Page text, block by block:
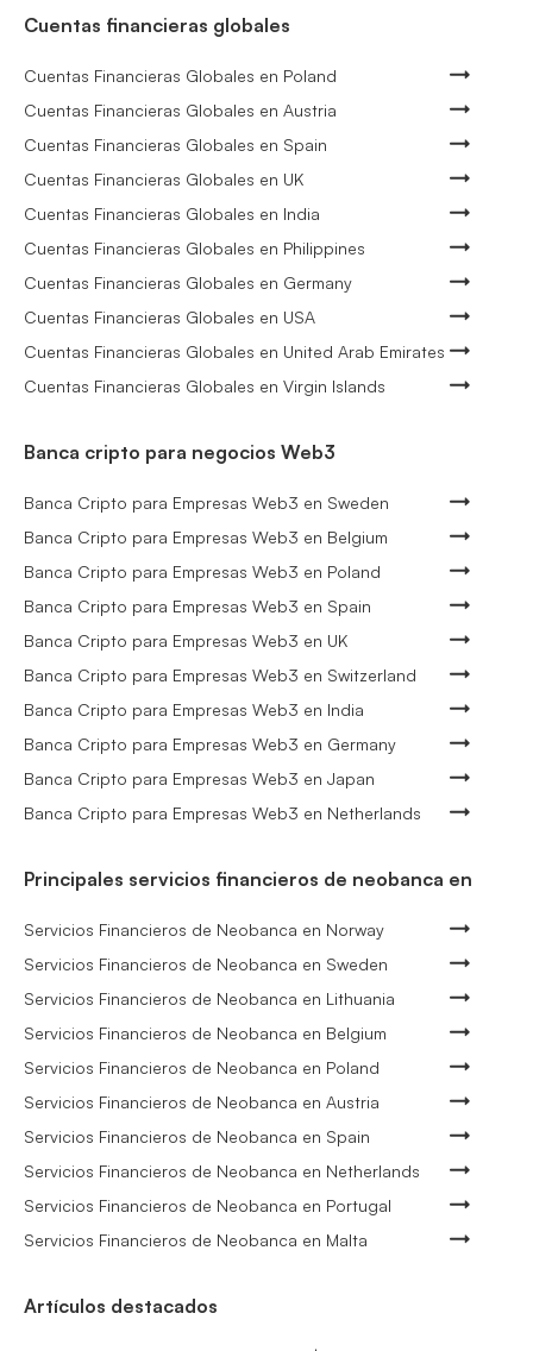
Cuentas financieras globales
Cuentas Financieras Globales en Poland
Cuentas Financieras Globales en Austria
Cuentas Financieras Globales en Spain
Cuentas Financieras Globales en UK
Cuentas Financieras Globales en India
Cuentas Financieras Globales en Philippines
Cuentas Financieras Globales en Germany
Cuentas Financieras Globales en USA
Cuentas Financieras Globales en United Arab Emirates
Cuentas Financieras Globales en Virgin Islands
Banca cripto para negocios Web3
Banca Cripto para Empresas Web3 en Sweden
Banca Cripto para Empresas Web3 en Belgium
Banca Cripto para Empresas Web3 en Poland
Banca Cripto para Empresas Web3 en Spain
Banca Cripto para Empresas Web3 en UK
Banca Cripto para Empresas Web3 en Switzerland
Banca Cripto para Empresas Web3 en India
Banca Cripto para Empresas Web3 en Germany
Banca Cripto para Empresas Web3 en Japan
Banca Cripto para Empresas Web3 en Netherlands
Principales servicios financieros de neobanca en
Servicios Financieros de Neobanca en Norway
Servicios Financieros de Neobanca en Sweden
Servicios Financieros de Neobanca en Lithuania
Servicios Financieros de Neobanca en Belgium
Servicios Financieros de Neobanca en Poland
Servicios Financieros de Neobanca en Austria
Servicios Financieros de Neobanca en Spain
Servicios Financieros de Neobanca en Netherlands
Servicios Financieros de Neobanca en Portugal
Servicios Financieros de Neobanca en Malta
Artículos destacados